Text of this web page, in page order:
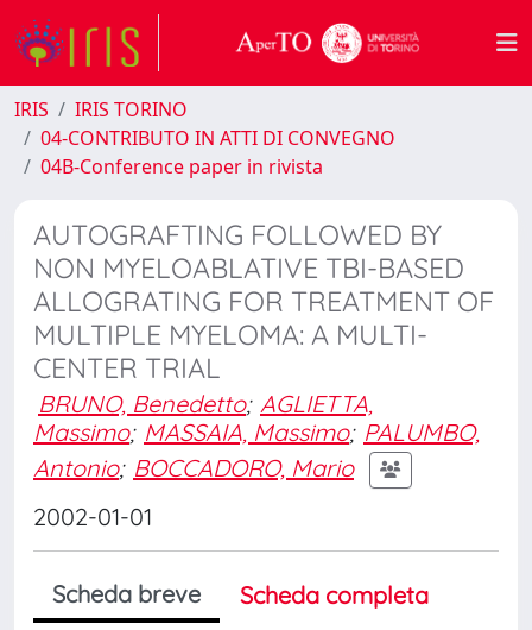
IRIS
IRIS TORINO
04-CONTRIBUTO IN ATTI DI CONVEGNO
04B-Conference paper in rivista
AUTOGRAFTING FOLLOWED BY
NON MYELOABLATIVE TBI-BASED
ALLOGRATING FOR TREATMENT OF
MULTIPLE MYELOMA: A MULTI-
CENTER TRIAL
BRUNO, Benedetto; AGLIETTA,
Massimo; MASSAIA, Massimo; PALUMBO,
Antonio; BOCCADORO, Mario
2002-01-01
Scheda breve
Scheda completa